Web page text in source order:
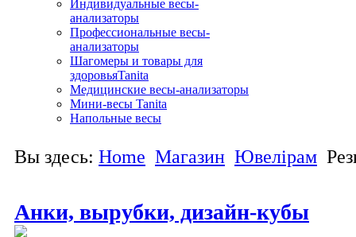
Индивидуальные весы-
анализаторы
Профессиональные весы-
анализаторы
Шагомеры и товары для
здоровьяTanita
Медицинские весы-анализаторы
Мини-весы Tanita
Напольные весы
Вы здесь: Home Магазин Ювелірам
Анки, вырубки, дизайн-кубы